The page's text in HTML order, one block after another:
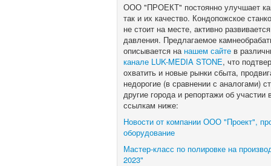
ООО "ПРОЕКТ" постоянно улучшает
так и их качество. Кондопожское
не стоит на месте, активно
давления. Предлагаемое
описывается на нашем сайте в
канале LUK-MEDIA STONE, что
охватить и новые рынки сбыта,
недорогие (в сравнении с аналогами)
другие города и репортажи об
ссылкам ниже:
Новости от компании ООО "Проект",
оборудование
Мастер-класс по полировке на
2023"